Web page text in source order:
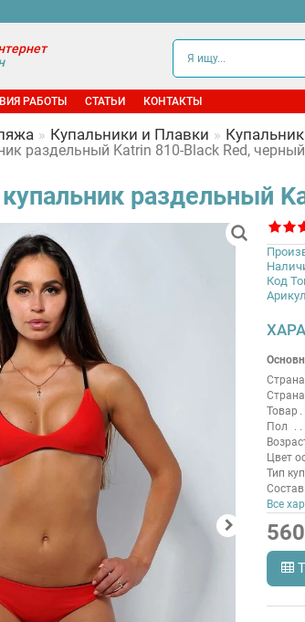
РАБОТЫ СТАТЬИ КОНТАКТЫ
Купальники и Плавки
раздельный Katrin 810-Black Red,
раздельный
Код
Товар
Пол
Цвет
Тип
Состав
Все